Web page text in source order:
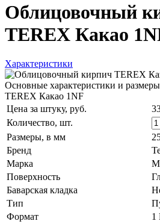
Облицовочный
TEREX Какао
Характеристики
Основные характеристики и
TEREX Какао 1NF
Цена за штуку, руб.
Количество, шт.
Размеры, в мм
Бренд
Марка
Поверхность
Баварская кладка
Тип
Формат
1